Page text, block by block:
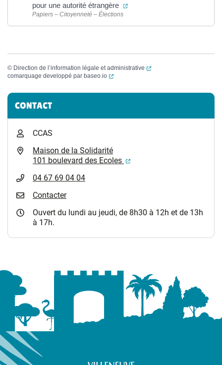
pour une autorité étrangère
(ouverture dans un nouvel
Papiers – Citoyenneté – Élections
© Direction de l’information légale et administrative
(ouverture dans un
comarquage developpé par baseo.io (ouverture dans un nouvel onglet)
Informations complémentaires
CONTACT
CCAS
Maison de la Solidarité
101 boulevard des Ecoles
(ouverture dans un
04 67 69 04 04
Contacter
Ouvert du lundi au jeudi, de 8h30 à 12h et de 13h
à 17h.